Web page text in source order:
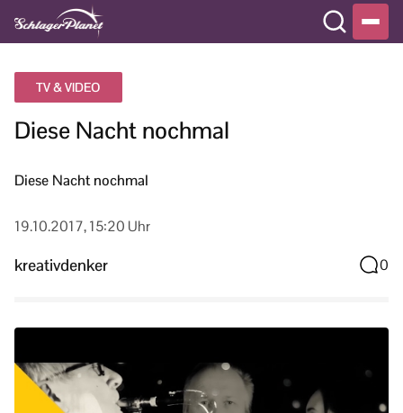
TV & VIDEO
Diese Nacht nochmal
Diese Nacht nochmal
19.10.2017, 15:20 Uhr
kreativdenker 0